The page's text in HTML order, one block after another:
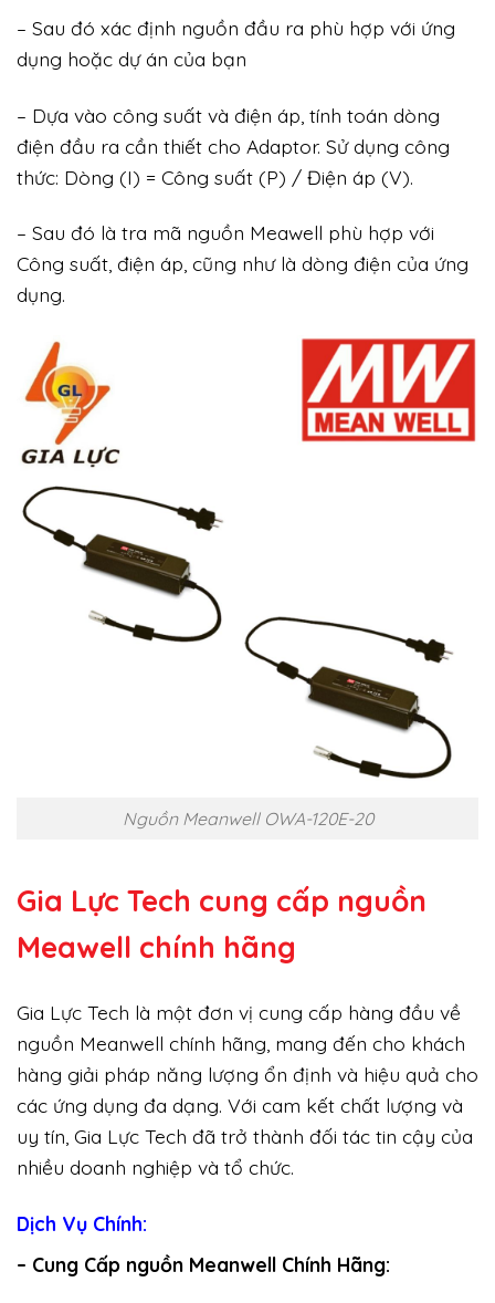
– Sau đó xác định nguồn đầu ra phù hợp với ứng
dụng hoặc dự án của bạn
– Dựa vào công suất và điện áp, tính toán dòng
điện đầu ra cần thiết cho Adaptor. Sử dụng công
thức: Dòng (I) = Công suất (P) / Điện áp (V).
– Sau đó là tra mã nguồn Meawell phù hợp với
Công suất, điện áp, cũng như là dòng điện của ứng
dụng.
Nguồn Meanwell OWA-120E-20
Gia Lực Tech cung cấp nguồn
Meawell chính hãng
Gia Lực Tech là một đơn vị cung cấp hàng đầu về
nguồn Meanwell chính hãng, mang đến cho khách
hàng giải pháp năng lượng ổn định và hiệu quả cho
các ứng dụng đa dạng. Với cam kết chất lượng và
uy tín, Gia Lực Tech đã trở thành đối tác tin cậy của
nhiều doanh nghiệp và tổ chức.
Dịch Vụ Chính:
– Cung Cấp nguồn Meanwell Chính Hãng: